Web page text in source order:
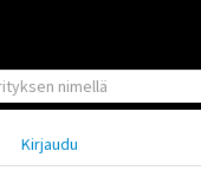
Kirjaudu